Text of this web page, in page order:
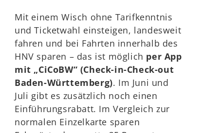
Mit einem Wisch ohne Tarifkenntnis
und Ticketwahl einsteigen, landesweit
fahren und bei Fahrten innerhalb des
HNV sparen – das ist möglich per App
mit „CiCoBW“ (Check-in-Check-out
Baden-Württemberg). Im Juni und
Juli gibt es zusätzlich noch einen
Einführungsrabatt. Im Vergleich zur
normalen Einzelkarte sparen